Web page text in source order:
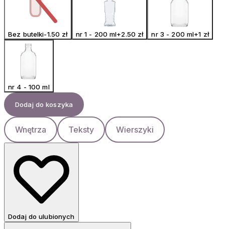
Bez butelki-1.50 zł nr 1 - 200 ml+2.50 zł nr 3 - 200 ml+1 zł
nr 4 - 100 ml
Dodaj do koszyka
Wnętrza Teksty Wierszyki
Dodaj do ulubionych